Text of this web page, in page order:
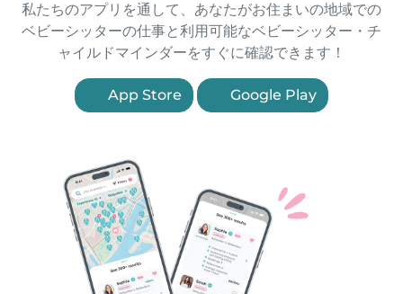
私たちのアプリを通して、あなたがお住まいの地域での
ベビーシッターの仕事と利用可能なベビーシッター・チ
ャイルドマインダーをすぐに確認できます！
App Store Google Play